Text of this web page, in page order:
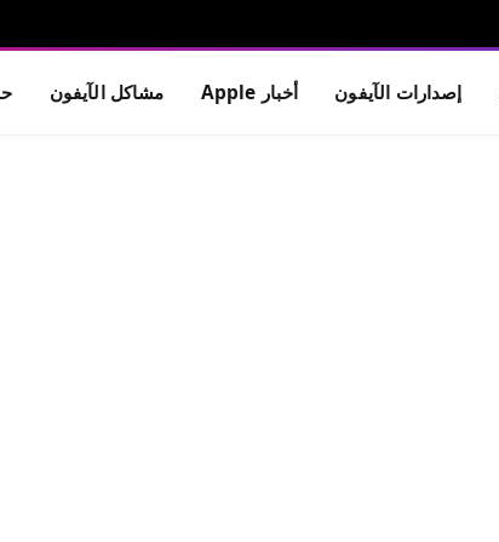
إصدارات الآيفون أخبار Apple مشاكل الآيفون